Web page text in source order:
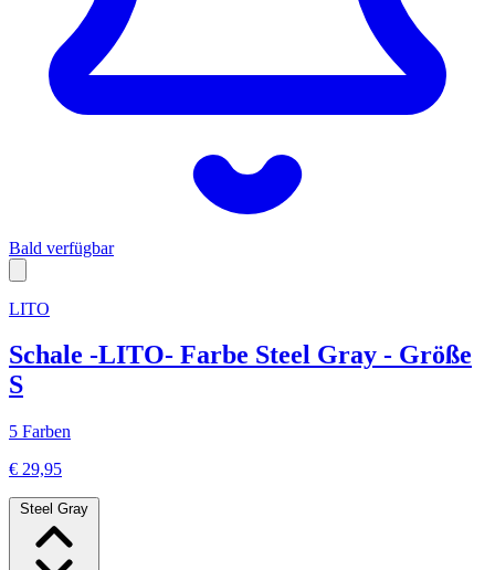
Bald verfügbar
LITO
Schale -LITO- Farbe Steel Gray - Größe
S
5 Farben
€ 29,95
Steel Gray